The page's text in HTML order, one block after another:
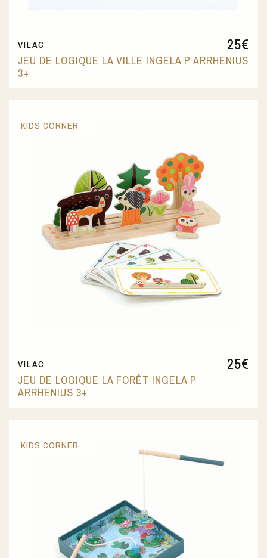
25€
VILAC
JEU DE LOGIQUE LA VILLE INGELA P ARRHENIUS
3+
25€
VILAC
JEU DE LOGIQUE LA FORÊT INGELA P
ARRHENIUS 3+
KIDS CORNER
KIDS CORNER